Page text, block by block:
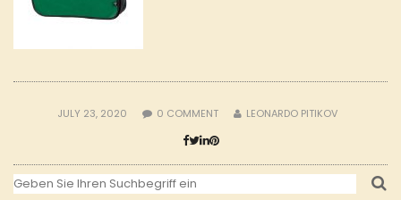
JULY 23, 2020 0 COMMENT LEONARDO PITIKOV